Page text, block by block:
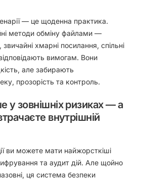
— це щоденна практика.
методи обміну файлами —
хмарні посилання, спільні
вимогам. Вони
але забирають
прозорість та контроль.
у зовнішніх ризиках — а
внутрішній
ви можете мати найжорсткіші
та аудит дій. Але щойно
ця система безпеки